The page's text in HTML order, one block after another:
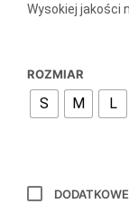
Wysokiej jakości
ROZMIAR
S M L